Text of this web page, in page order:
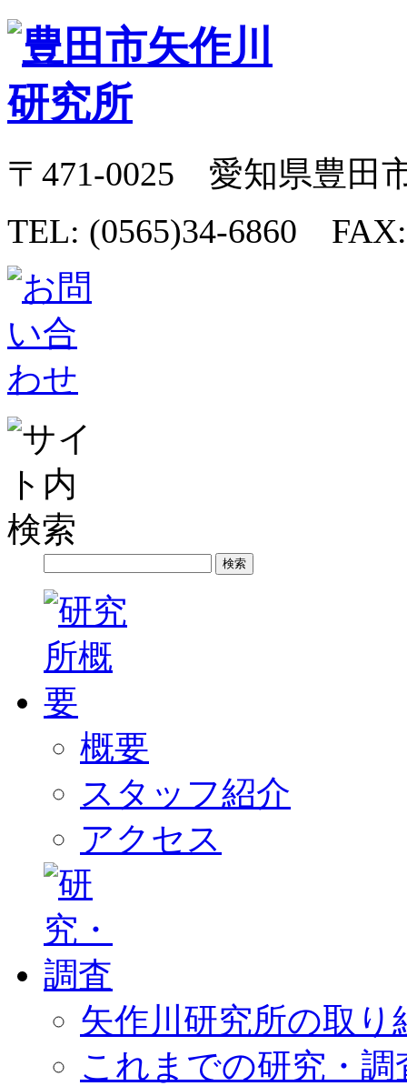
〒471-0025 愛知県豊田
TEL: (0565)34-6860 FAX:
概要
スタッフ紹介
アクセス
矢作川研究所の取り
これまでの研究・調